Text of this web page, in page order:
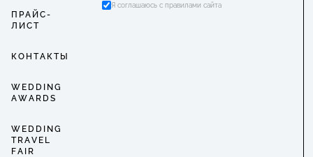
ПРАЙС-
ЛИСТ
КОНТАКТЫ
WEDDING
AWARDS
WEDDING
TRAVEL
FAIR
Я соглашаюсь с правилами сайта